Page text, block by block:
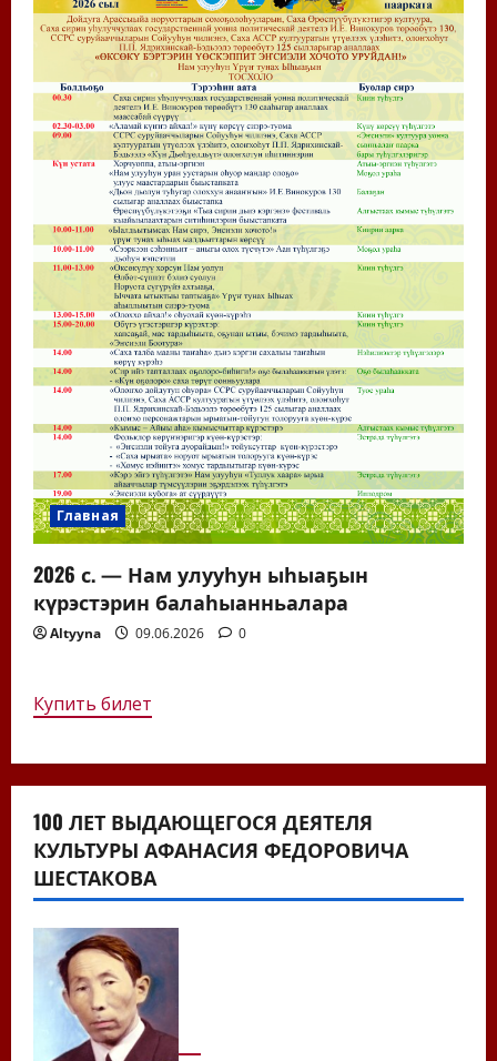
Главная
2026 с. — Нам улууһун ыһыаҕын
күрэстэрин балаһыанньалара
Altyyna 09.06.2026 0
Купить билет
100 ЛЕТ ВЫДАЮЩЕГОСЯ ДЕЯТЕЛЯ
КУЛЬТУРЫ АФАНАСИЯ ФЕДОРОВИЧА
ШЕСТАКОВА